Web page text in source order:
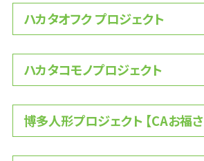
ハカタオフク プロジェクト
ハカタコモノプロジェクト
博多人形プロジェクト 【CAお福さ